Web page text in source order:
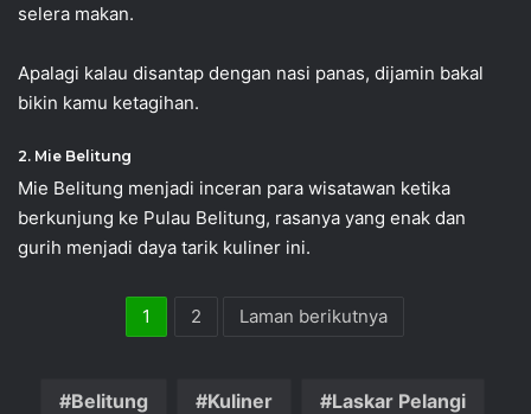
selera makan.
Apalagi kalau disantap dengan nasi panas, dijamin bakal
bikin kamu ketagihan.
2. Mie Belitung
Mie Belitung menjadi inceran para wisatawan ketika
berkunjung ke Pulau Belitung, rasanya yang enak dan
gurih menjadi daya tarik kuliner ini.
1 2 Laman berikutnya
Belitung Kuliner Laskar Pelangi